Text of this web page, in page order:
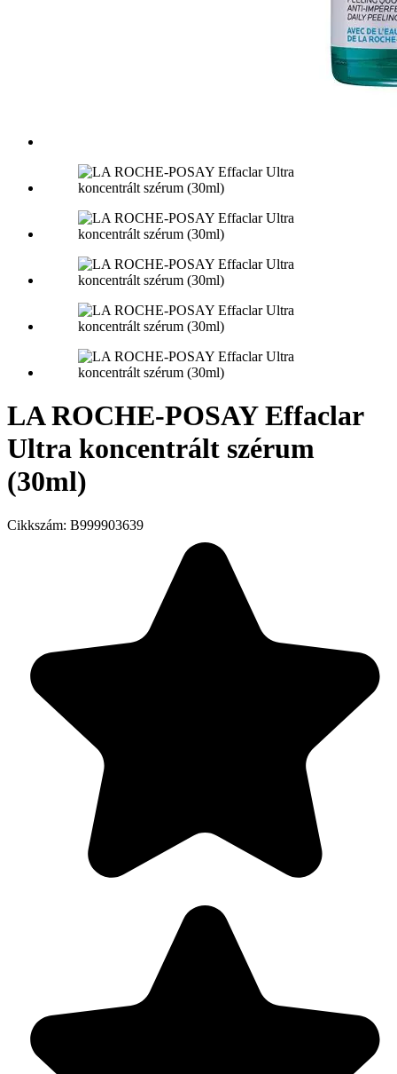
LA ROCHE-POSAY Effaclar
Ultra koncentrált szérum
(30ml)
Cikkszám: B999903639